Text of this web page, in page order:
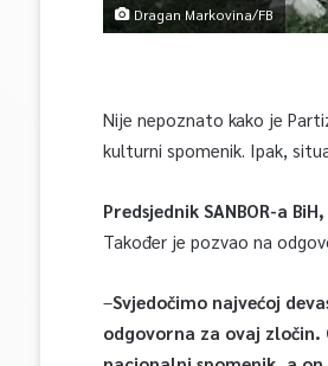
Dragan Markovina/FB
Nije nepoznato kako je
kulturni spomenik. Ipak,
Predsjednik SANBOR-a
Također je pozvao na
–Svjedočimo najvećoj
odgovorna za ovaj